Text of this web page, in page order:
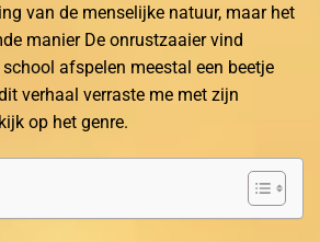
van de menselijke natuur, maar het
manier De onrustzaaier vind
afspelen meestal een beetje
verhaal verraste me met zijn
op het genre.